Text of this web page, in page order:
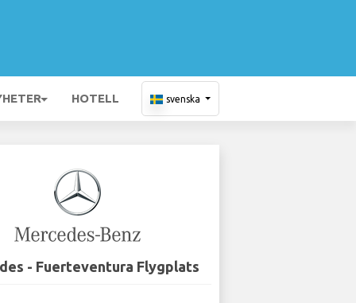
HOTELL svenska
- Fuerteventura Flygplats